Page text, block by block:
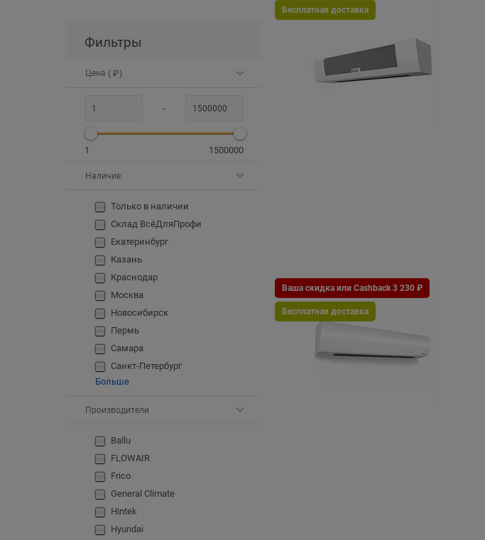
Фильтры
Цена ( ₽)
-
1 1500000
Наличие
Только в наличии
Склад ВсёДляПрофи
Екатеринбург
Казань
Краснодар
Москва
Новосибирск
Пермь
Самара
Санкт-Петербург
Больше
Производители
Ballu
FLOWAIR
Frico
General Climate
Hintek
Hyundai
Бесплатная доставка
Ваша скидка или Cashback 3 230 ₽
Бесплатная доставка